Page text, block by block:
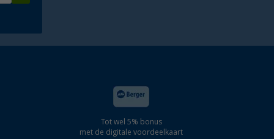
Tot wel 5% bonus
met de digitale voordeelkaart